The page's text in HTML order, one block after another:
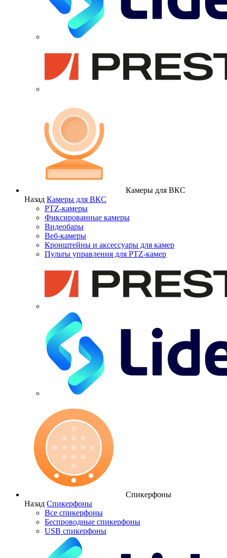
Камеры для ВКС
Назад Камеры для ВКС
PTZ-камеры
Фиксированные камеры
Видеобары
Веб-камеры
Кронштейны и аксессуары для камер
Пульты управления для PTZ-камер
Спикерфоны
Назад Спикерфоны
Все спикерфоны
Беспроводные спикерфоны
USB спикерфоны